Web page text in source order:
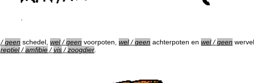
/geen schedel, wel/geen voorpoten, wel/geen achterpoten en wel/geen
reptiel/amfibie/vis/zoogdier